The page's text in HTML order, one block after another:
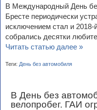
В Международный День
Бресте периодически
исключением стал и
собрались десятки
Читать статью далее »
Теги: День без автомобиля
В День без
велопробег. ГАИ